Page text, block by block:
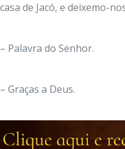
casa de Jacó, e deixemo-
– Palavra do Senhor.
– Graças a Deus.